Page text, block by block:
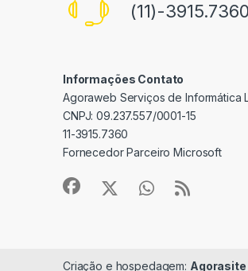
(11)-3915.7360
Informações Contato
Agoraweb Serviços de Informática
CNPJ: 09.237.557/0001-15
11-3915.7360
Fornecedor Parceiro Microsoft
Criação e hospedagem: Agorasite